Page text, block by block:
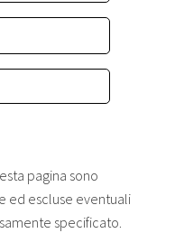
pagina sono
ed escluse eventuali
specificato.